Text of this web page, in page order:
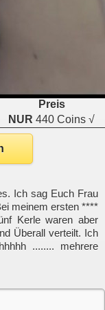
Preis
NUR 440 Coins √
Ich sag Euch Frau
meinem ersten ****
Kerle waren aber
Überall verteilt. Ich
........ mehrere